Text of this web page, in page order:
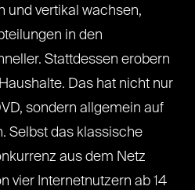
und vertikal wachsen,
in den
Stattdessen erobern
Das hat nicht nur
sondern allgemein auf
Selbst das klassische
aus dem Netz
vier Internetnutzern ab 14